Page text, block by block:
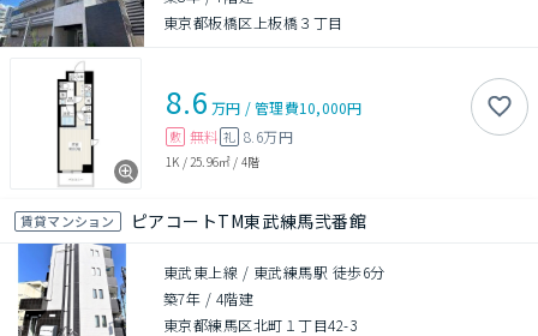
東京都板橋区上板橋３丁目
8.6 万円 /管理費10,000円
敷 無料 礼 8.6万円
1K / 25.96㎡ / 4階
賃貸マンション ピアコートTM東武練馬弐番館
東武東上線 / 東武練馬駅 徒歩6分
築7年 / 4階建
東京都練馬区北町１丁目42-3